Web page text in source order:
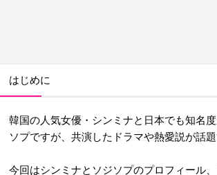
はじめに
韓国の人気女優・シンミナと日本でも知名
ソプですが、共演したドラマや熱愛説が話題
今回はシンミナとソジソプのプロフィール